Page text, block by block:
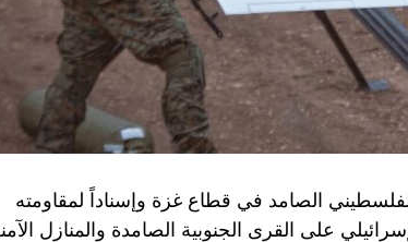
الصامد في قطاع غزة وإسناداً لمقاومته
على القرى الجنوبية الصامدة والمنازل